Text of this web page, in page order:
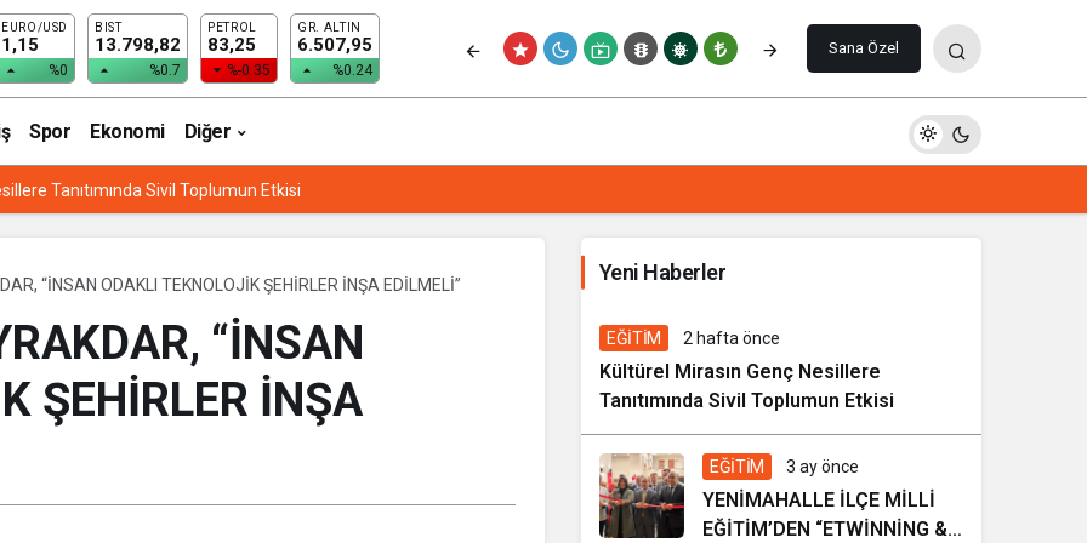
EURO/USD
1,15
%0
BIST
13.798,82
%0.7
PETROL
83,25
%-0.35
GR. ALTIN
6.507,95
%0.24
Sana Özel
Spor Ekonomi Diğer
Tanıtımında Sivil Toplumun Etkisi
“İNSAN ODAKLI TEKNOLOJİK ŞEHİRLER İNŞA EDİLMELİ”
“İNSAN
ŞEHİRLER İNŞA
Yeni Haberler
5 gün önce
EĞİTİM 2 hafta önce
Kültürel Mirasın Genç Nesillere
Tanıtımında Sivil Toplumun Etkisi
EĞİTİM 3 ay önce
YENİMAHALLE İLÇE MİLLİ
EĞİTİM’DEN “ETWİNNİNG &
Yorum Yap Paylaş